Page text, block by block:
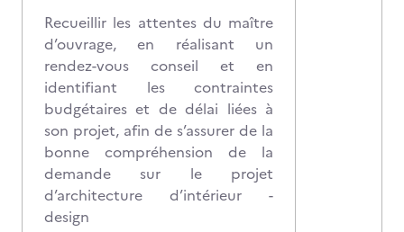
Recueillir les attentes du maître
d’ouvrage, en réalisant un
rendez-vous conseil et en
identifiant les contraintes
budgétaires et de délai liées à
son projet, afin de s’assurer de la
bonne compréhension de la
demande sur le projet
d’architecture d’intérieur -
design